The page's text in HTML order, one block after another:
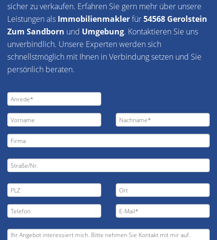
sicher zu verkaufen. Erfahren Sie gern mehr über unsere
Leistungen als Immobilienmaklerfür54568 Gerolstein
Zum Sandborn und Umgebung. Kontaktieren Sie uns
unverbindlich. Unsere Experten werden sich
schnellstmöglich mit Ihnen in Verbindung setzen und Sie
persönlich beraten.